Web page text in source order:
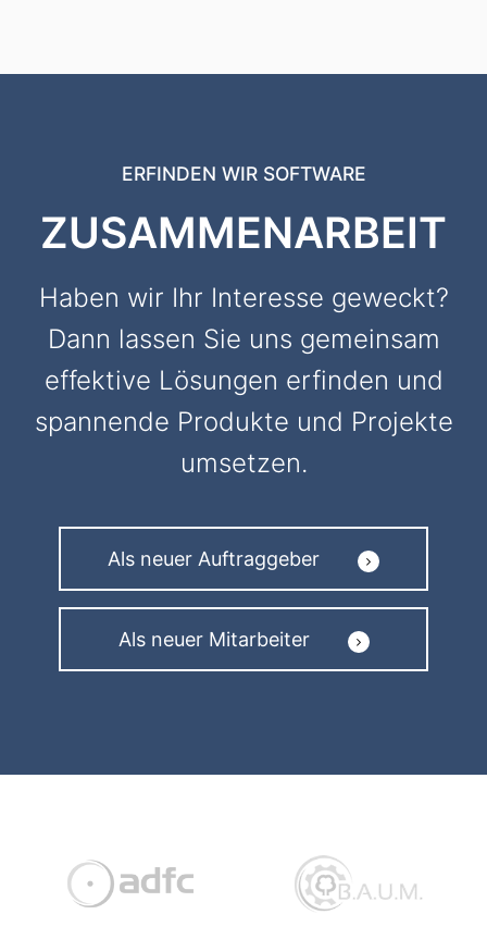
ERFINDEN WIR SOFTWARE
ZUSAMMENARBEIT
Haben wir Ihr Interesse geweckt?
Dann lassen Sie uns gemeinsam
effektive Lösungen erfinden und
spannende Produkte und Projekte
umsetzen.
Als neuer Auftraggeber
Als neuer Mitarbeiter
Netzzusammenschaltung
Club
Bundesdeutsche Arbeitskreis für Umweltbewusstes
DIN - Deutsches Institut für